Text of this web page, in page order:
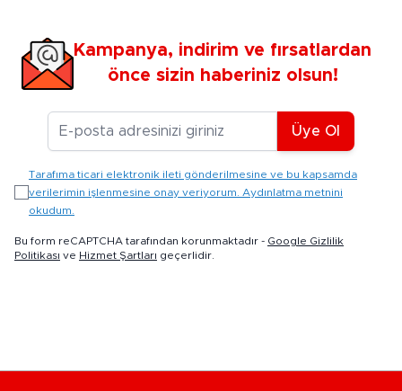
Kampanya, indirim ve fırsatlardan
önce sizin haberiniz olsun!
E-posta Adresiniz
Üye Ol
Tarafıma ticari elektronik ileti gönderilmesine ve bu kapsamda
verilerimin işlenmesine onay veriyorum. Aydınlatma metnini
okudum.
Bu form reCAPTCHA tarafından korunmaktadır - Google Gizlilik
Politikası ve Hizmet Şartları geçerlidir.